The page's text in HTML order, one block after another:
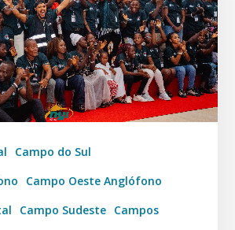
Campo do Sul
Campo Oeste Anglófono
Campo Sudeste Campos